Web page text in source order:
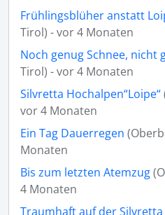
Frühlingsblüher anstatt
Tirol) - vor 4 Monaten
Noch genug Schnee, nicht
Tirol) - vor 4 Monaten
Silvretta Hochalpen“Loipe“
vor 4 Monaten
Ein Tag Dauerregen
Monaten
Bis zum letzten Atemzug
4 Monaten
Traumhaft auf der